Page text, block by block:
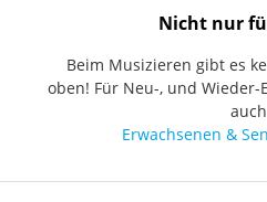
Nicht nur
Beim Musizieren gibt es
oben! Für Neu-, und
auch
Erwachsenen &